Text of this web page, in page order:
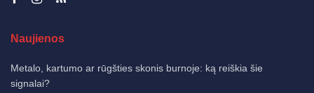
Naujienos
Metalo, kartumo ar rūgšties skonis burnoje: ką reiškia šie
signalai?